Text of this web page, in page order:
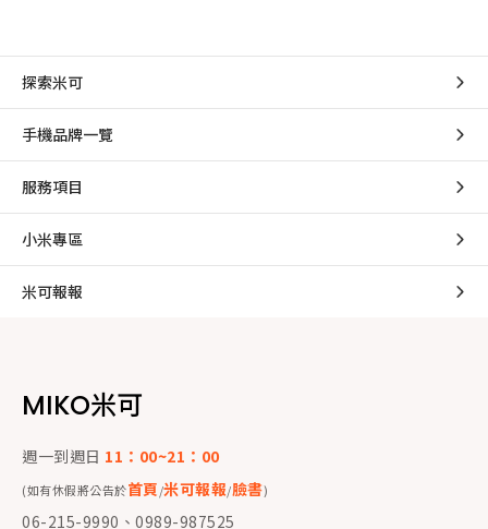
探索米可
手機品牌一覽
服務項目
小米專區
米可報報
MIKO米可
週一到週日 11：00~21：00
(如有休假將公告於首頁/米可報報/臉書)
06-215-9990、0989-987525